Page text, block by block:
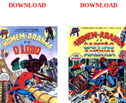
DOWNLOAD
DOWNLOAD